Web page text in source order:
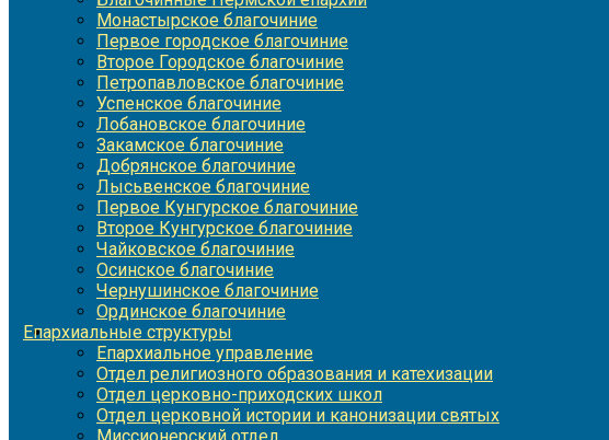
Монастырское благочиние
Первое городское благочиние
Второе Городское благочиние
Петропавловское благочиние
Успенское благочиние
Лобановское благочиние
Закамское благочиние
Добрянское благочиние
Лысьвенское благочиние
Первое Кунгурское благочиние
Второе Кунгурское благочиние
Чайковское благочиние
Осинское благочиние
Чернушинское благочиние
Ординское благочиние
Епархиальные структуры
Епархиальное управление
Отдел религиозного образования и катехизации
Отдел церковно-приходских школ
Отдел церковной истории и канонизации святых